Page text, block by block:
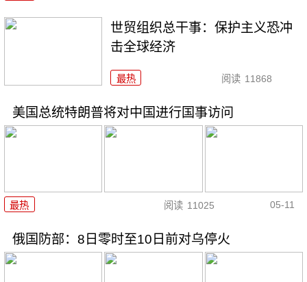
世贸组织总干事：保护主义恐冲
击全球经济
最热 阅读 11868
美国总统特朗普将对中国进行国事访问
最热 阅读 11025 05-11
俄国防部：8日零时至10日前对乌停火